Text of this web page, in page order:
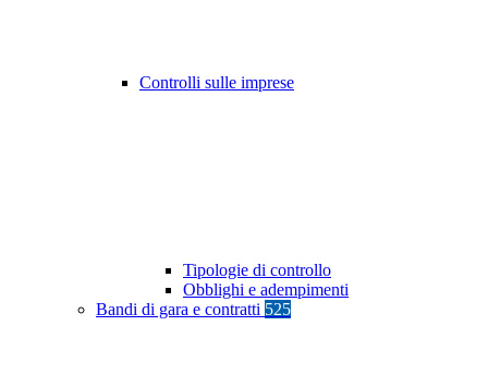
Controlli sulle imprese
Tipologie di controllo
Obblighi e adempimenti
Bandi di gara e contratti 525